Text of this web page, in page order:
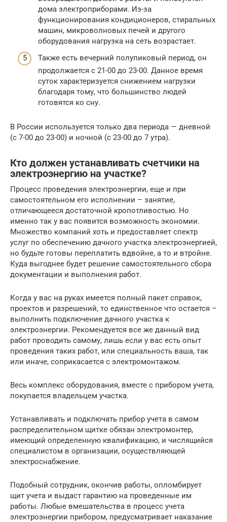
дома электроприборами. Из-за
функционирования кондиционеров, стиральных
машин, микроволновых печей и другого
оборудования нагрузка на сеть возрастает.
Также есть вечерний полупиковый период, он
продолжается с 21-00 до 23-00. Данное время
суток характеризуется снижением нагрузки
благодаря тому, что большинство людей
готовятся ко сну.
В России используется только два периода — дневной
(с 7-00 до 23-00) и ночной (с 23-00 до 7 утра).
Кто должен устанавливать счетчики на
электроэнергию на участке?
Процесс проведения электроэнергии, еще и при
самостоятельном его исполнении – занятие,
отличающееся достаточной кропотливостью. Но
именно так у вас появится возможность экономии.
Множество компаний хоть и предоставляет спектр
услуг по обеспечению дачного участка электроэнергией,
но будьте готовы переплатить вдвойне, а то и втройне.
Куда выгоднее будет решение самостоятельного сбора
документации и выполнения работ.
Когда у вас на руках имеется полный пакет справок,
проектов и разрешений, то единственное что остается –
выполнить подключение дачного участка к
электроэнергии. Рекомендуется все же данный вид
работ проводить самому, лишь если у вас есть опыт
проведения таких работ, или специальность ваша, так
или иначе, соприкасается с электромонтажом.
Весь комплекс оборудования, вместе с прибором учета,
покупается владельцем участка.
Устанавливать и подключать прибор учета в самом
распределительном щитке обязан электромонтер,
имеющий определенную квалификацию, и числящийся
специалистом в организации, осуществляющей
электроснабжение.
Подобный сотрудник, окончив работы, опломбирует
щит учета и выдаст гарантию на проведенные им
работы. Любые вмешательства в процесс учета
электроэнергии прибором, предусматривает наказание